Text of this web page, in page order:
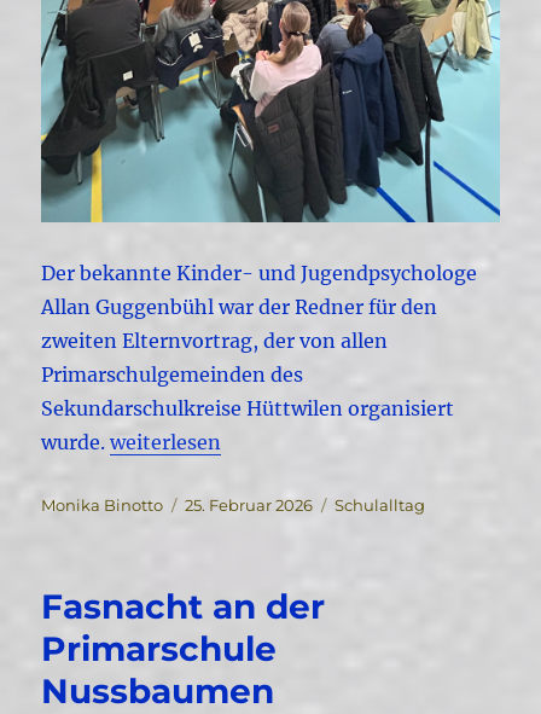
Der bekannte Kinder- und Jugendpsychologe
Allan Guggenbühl war der Redner für den
zweiten Elternvortrag, der von allen
Primarschulgemeinden des
Sekundarschulkreise Hüttwilen organisiert
wurde.„Elternvortrag von Allan Guggenbühl in
weiterlesen
Autor
Monika Binotto
Veröffentlicht
25. Februar 2026 Kategorien
Schulalltag
Fasnacht an der
Primarschule
Nussbaumen